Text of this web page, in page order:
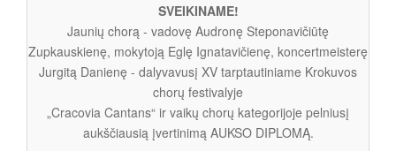
SVEIKINAME!
Jaunių chorą - vadovę Audronę Steponavičiūtę
Zupkauskienę, mokytoją Eglę Ignatavičienę, koncertmeisterę
Jurgitą Danienę - dalyvavusį XV tarptautiniame Krokuvos
chorų festivalyje
„Cracovia Cantans“ ir vaikų chorų kategorijoje pelniusį
aukščiausią įvertinimą AUKSO DIPLOMĄ.